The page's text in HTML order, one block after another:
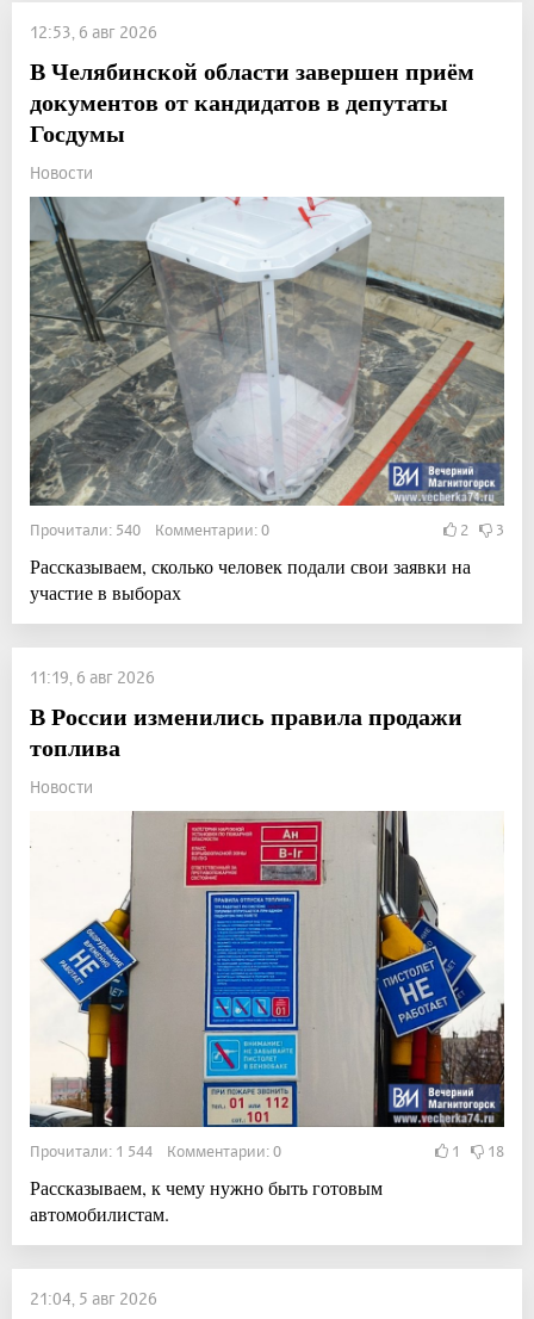
12:53, 6 авг 2026
В Челябинской области завершен приём
документов от кандидатов в депутаты
Госдумы
Новости
Прочитали: 540 Комментарии: 0 2 3
Рассказываем, сколько человек подали свои заявки на
участие в выборах
11:19, 6 авг 2026
В России изменились правила продажи
топлива
Новости
Прочитали: 1 544 Комментарии: 0 1 18
Рассказываем, к чему нужно быть готовым
автомобилистам.
21:04, 5 авг 2026